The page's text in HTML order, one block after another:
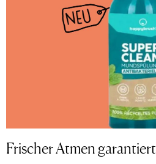
Frischer Atmen garantiert